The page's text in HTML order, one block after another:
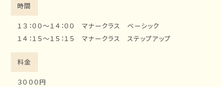
時間
１３：００～１４：００ マナークラス ベーシック
１４：１５～１５：１５ マナークラス ステップアップ
料金
３０００円